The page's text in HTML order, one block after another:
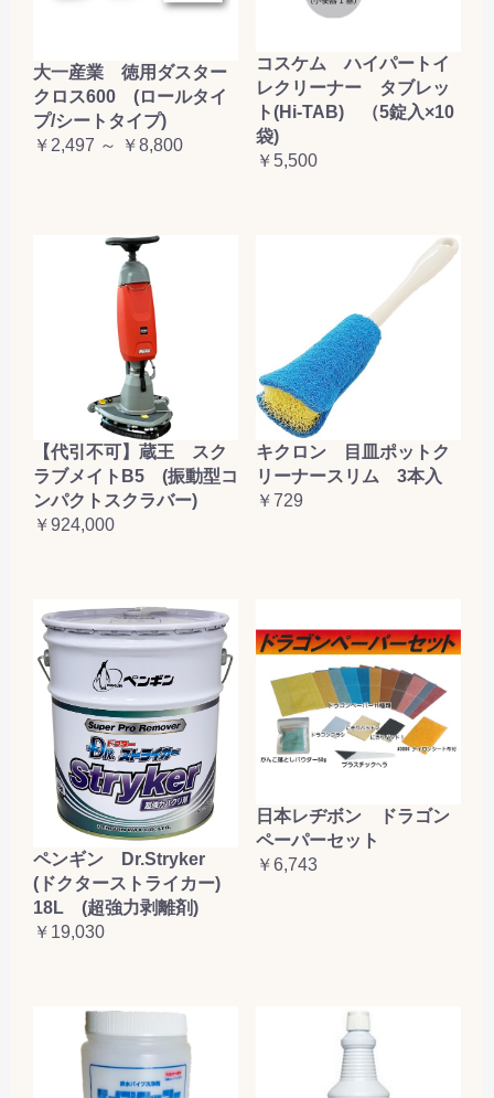
大一産業 徳用ダスター
クロス600 (ロールタイ
プ/シートタイプ)
￥2,497 ～ ￥8,800
コスケム ハイパートイ
レクリーナー タブレッ
ト(Hi-TAB) （5錠入×10
袋)
￥5,500
【代引不可】蔵王 スク
ラブメイトB5 (振動型コ
ンパクトスクラバー)
￥924,000
キクロン 目皿ポットク
リーナースリム 3本入
￥729
ペンギン Dr.Stryker
(ドクターストライカー)
18L (超強力剥離剤)
￥19,030
日本レヂボン ドラゴン
ペーパーセット
￥6,743